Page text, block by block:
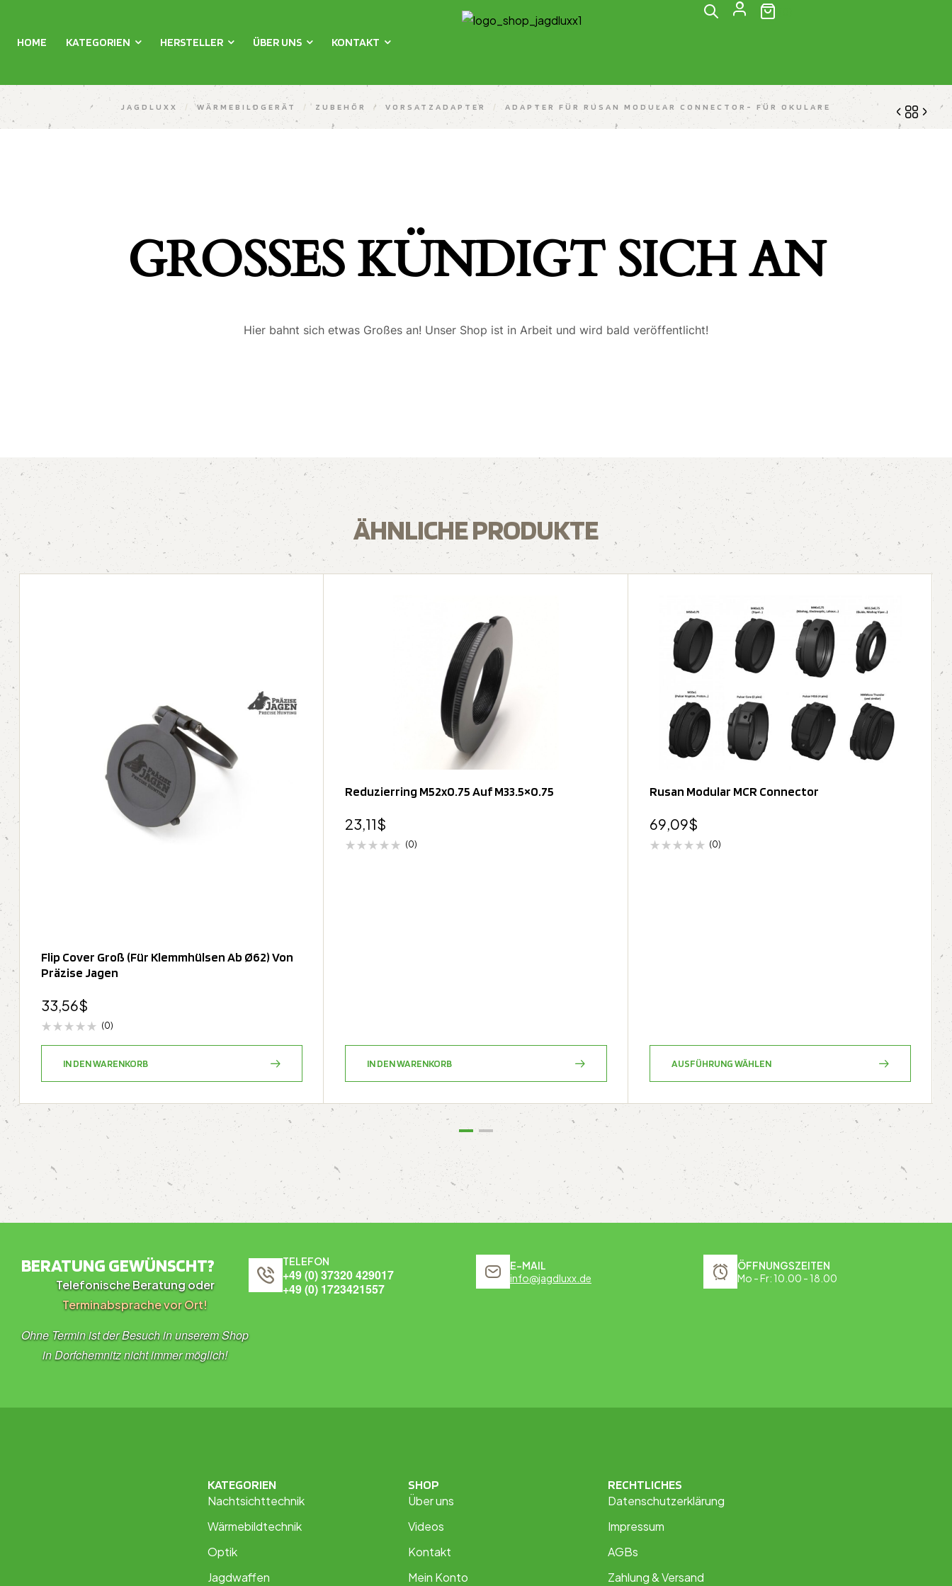
HOME KATEGORIEN HERSTELLER ÜBER UNS KONTAKT
JAGDLUXX / WÄRMEBILDGERÄT / ZUBEHÖR / VORSATZADAPTER / ADAPTER FÜR RUSAN MODULAR CONNECTOR- FÜR OKULARE
GROSSES KÜNDIGT SICH AN
Hier bahnt sich etwas Großes an! Unser Shop ist in Arbeit und wird bald veröffentlicht!
ÄHNLICHE PRODUKTE
Flip Cover Groß (für Klemmhülsen Ab Ø62) Von
Präzise Jagen
33,56$
(0)
IN DEN WARENKORB
Reduzierring M52x0.75 Auf M33.5×0.75
23,11$
(0)
IN DEN WARENKORB
Rusan Modular MCR Connector
69,09$
(0)
AUSFÜHRUNG WÄHLEN
BERATUNG GEWÜNSCHT?
Telefonische Beratung oder
Terminabsprache vor Ort!
Ohne Termin ist der Besuch in unserem Shop
in Dorfchemnitz nicht immer möglich!
TELEFON
+49 (0) 37320 429017
+49 (0) 1723421557
E-MAIL
info@jagdluxx.de
ÖFFNUNGSZEITEN
Mo - Fr: 10.00 - 18.00
KATEGORIEN
Nachtsichttechnik
Wärmebildtechnik
Optik
Jagdwaffen
SHOP
Über uns
Videos
Kontakt
Mein Konto
RECHTLICHES
Datenschutzerklärung
Impressum
AGBs
Zahlung & Versand